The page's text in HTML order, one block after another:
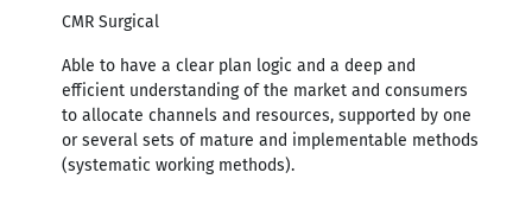
CMR Surgical
Able to have a clear plan logic and a deep and
efficient understanding of the market and consumers
to allocate channels and resources, supported by one
or several sets of mature and implementable methods
(systematic working methods).